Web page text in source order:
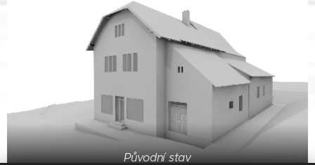
Původní stav